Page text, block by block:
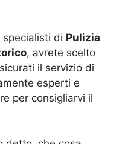
di Pulizia
, avrete scelto
il servizio di
esperti e
per consigliarvi il